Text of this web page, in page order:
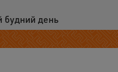
будний день